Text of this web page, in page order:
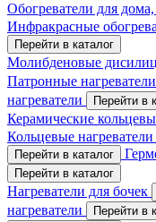
Обогреватели для дома,
Инфракрасные
Перейти в каталог
Молибденовые
Патронные нагреватели
нагреватели
Перейти в
Керамические
Кольцевые
Перейти в каталог
Перейти в каталог
Нагреватели для бочек
нагреватели
Перейти в